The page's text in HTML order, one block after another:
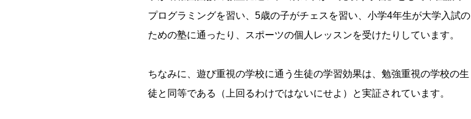
プログラミングを習い、5歳の子がチェスを習い、小学4年生が大学入試の
ための塾に通ったり、スポーツの個人レッスンを受けたりしています。
ちなみに、遊び重視の学校に通う生徒の学習効果は、勉強重視の学校の生
徒と同等である（上回るわけではないにせよ）と実証されています。